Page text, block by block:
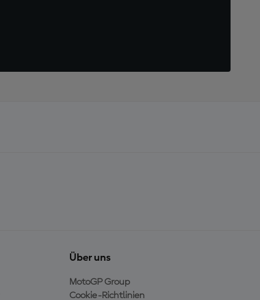
Über uns
MotoGP Group
Cookie-Richtlinien